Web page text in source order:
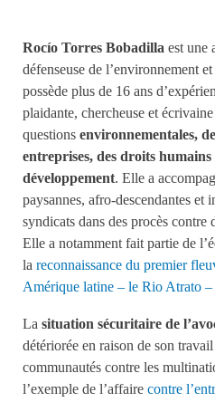
Rocío Torres Bobadilla est une
défenseuse de l’environnement
possède plus de 16 ans
plaidante, chercheuse et
questions environnementales,
entreprises, des droits
développement. Elle a
paysannes, afro-descendantes et
syndicats dans des procès contre
Elle a notamment fait partie de
la reconnaissance du premier
Amérique latine – le Rio Atrato –
La situation sécuritaire de
détériorée en raison de son
communautés contre les
l’exemple de l’affaire contre